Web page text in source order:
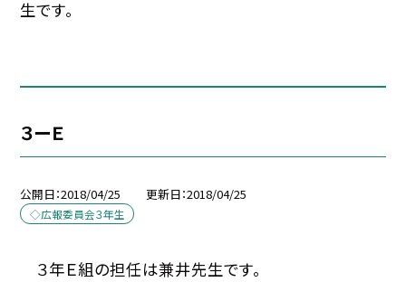
生です。
３ーＥ
公開日 2018/04/25 更新日 2018/04/25
◇広報委員会３年生
３年Ｅ組の担任は兼井先生です。